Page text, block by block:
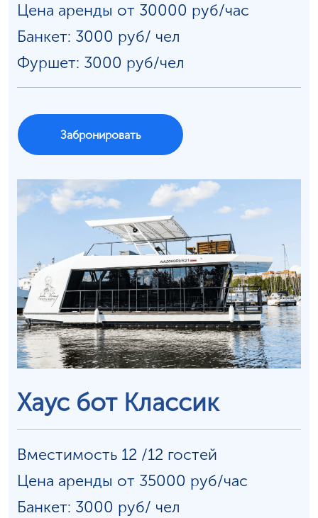
Цена аренды от 30000 руб/час
Банкет: 3000 руб/ чел
Фуршет: 3000 руб/чел
Забронировать
Хаус бот Классик
Вместимость 12 /12 гостей
Цена аренды от 35000 руб/час
Банкет: 3000 руб/ чел